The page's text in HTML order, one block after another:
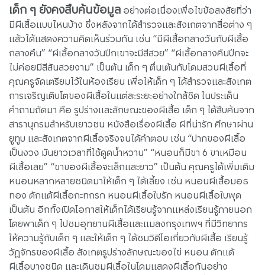
เด็ก ๆ ยังคงสืบค้นข้อมูลอย่างต่อเนื่องเพื่อไขข้อสงสัยที่ว่า
มีผีเสื้อแบบไหนบ้าง ซึ่งหลังจากได้สำรวจและสังเกตจากสื่อต่าง ๆ
แล้วได้แสดงความคิดเห็นร่วมกัน เช่น “มีผีเสื้อกลางวันกับผีเสื้อ
กลางคืน” “ผีเสื้อกลางวันปีกเขาจะมีสีสวย” “ผีเสื้อกลางคืนปีกจะ
ไม่ค่อยมีสีสันสวยงาม” เป็นต้น เด็ก ๆ ตื่นเต้นกับโดมสวนผีเสื้อที่
คุณครูจัดเตรียมไว้ในห้องเรียน เพื่อให้เด็ก ๆ ได้สำรวจและสังเกต
การเจริญเติบโตของผีเสื้อในแต่ละระยะอย่างใกล้ชิด ในประเด็น
คำถามถัดมา คือ รูปร่างและลักษณะของผีเสื้อ เด็ก ๆ ได้สืบค้นจาก
สารานุกรมสำหรับเยาวชน หนังสือเรื่องผีเสื้อ ผีที่น่ารัก ศึกษาผ่าน
ยูทูบ และสังเกตจากผีเสื้อจริงจนได้คำตอบ เช่น “ปากของผีเสื้อ
เป็นงวง มันยาวเวลาที่ใช้ดูดน้ำหวาน” “หนอนก็มีขา 6 ขาเหมือน
ผีเสื้อเลย” “ขาของผีเสื้อจะเล็กและยาว” เป็นต้น คุณครูได้เพิ่มเติม
หนอนหลากหลายชนิดมาให้เด็ก ๆ ได้เลี้ยง เช่น หนอนผีเสื้อมอธ
ทอง ดักแด้ผีเสื้อกะทกรก หนอนผีเสื้อใบรัก หนอนผีเสื้อใบพุด
เป็นต้น อีกทั้งเปิดโอกาสให้เด็กได้เรียนรู้จากแหล่งเรียนรู้ภายนอก
โดยพาเด็ก ๆ ไปชมอุทยานผีเสื้อและแมลงกรุงเทพฯ ที่มีวิทยากร
ให้ความรู้กับเด็ก ๆ และให้เด็ก ๆ ได้ชมวิดีโอเกี่ยวกับผีเสื้อ เรียนรู้
วัฏจักรของผีเสื้อ สังเกตรูปร่างลักษณะของไข่ หนอน ดักแด้
ผีเสื้อบางชนิด และเดินชมผีเสื้อในโดมแสดงผีเสื้อกันอย่าง